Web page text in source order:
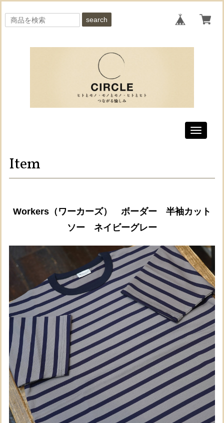
search
Toggle
Item
Workers（ワーカーズ） ボーダー 半袖カット
ソー ネイビーグレー